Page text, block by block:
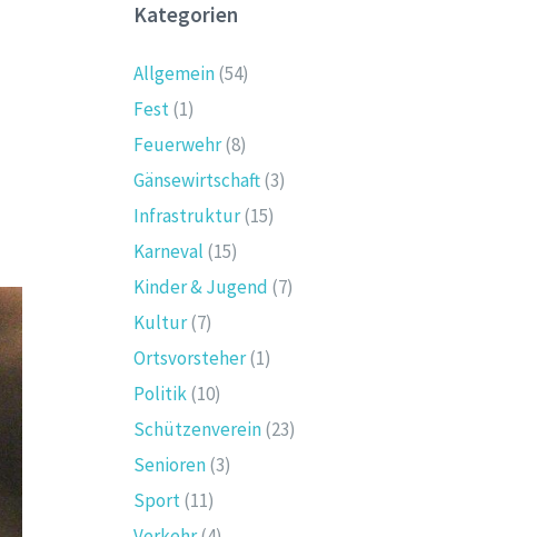
Kategorien
Allgemein(54)
Fest(1)
Feuerwehr(8)
Gänsewirtschaft(3)
Infrastruktur(15)
Karneval (15)
Kinder & Jugend (7)
Kultur(7)
Ortsvorsteher(1)
Politik(10)
Schützenverein(23)
Senioren(3)
Sport(11)